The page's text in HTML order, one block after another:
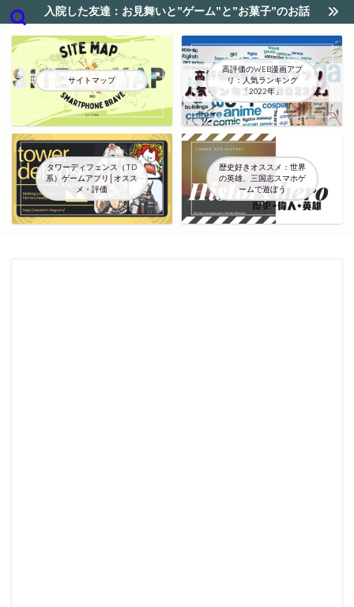
入院した友達：お見舞いと”ゲーム”と”お菓子”のお話
サイトマップ
高評価のWEB漫画アプ
リ：人気ランキング
「2022年」
タワーディフェンス（TD
系）ゲームアプリ│オスス
メ・評価
歴史好きオススメ：世界
の英雄、三国志スマホゲ
ームで遊ぼう